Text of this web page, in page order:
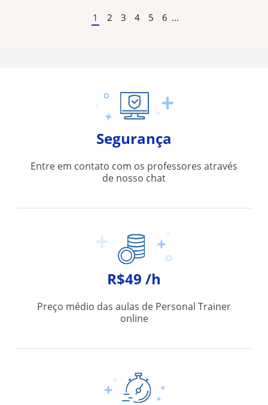
1 2 3 4 5 6 ...
Segurança
Entre em contato com os professores através
de nosso chat
R$49 /h
Preço médio das aulas de Personal Trainer
online